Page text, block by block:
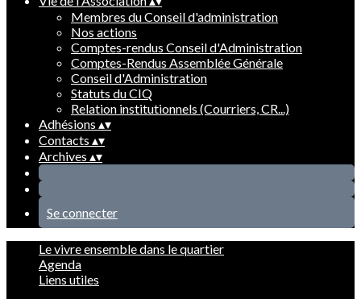
Membres du Conseil d'administration
Nos actions
Comptes-rendus Conseil d'Administration
Comptes-Rendus Assemblée Générale
Conseil d'Administration
Statuts du CIQ
Relation institutionnels (Courriers, CR...)
Adhésions ▴▾
Contacts ▴▾
Archives ▴▾
Se connecter
Le vivre ensemble dans le quartier
Agenda
Liens utiles